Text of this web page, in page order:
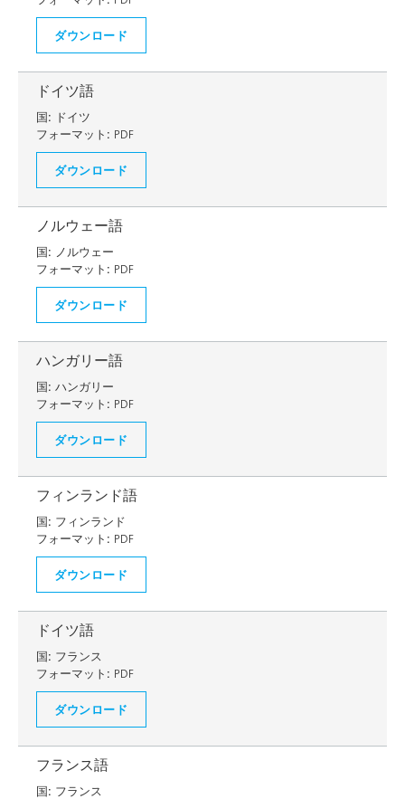
ダウンロード
ドイツ語
国: ドイツ
フォーマット: PDF
ダウンロード
ノルウェー語
国: ノルウェー
フォーマット: PDF
ダウンロード
ハンガリー語
国: ハンガリー
フォーマット: PDF
ダウンロード
フィンランド語
国: フィンランド
フォーマット: PDF
ダウンロード
ドイツ語
国: フランス
フォーマット: PDF
ダウンロード
フランス語
国: フランス